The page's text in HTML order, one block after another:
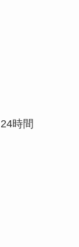
時間